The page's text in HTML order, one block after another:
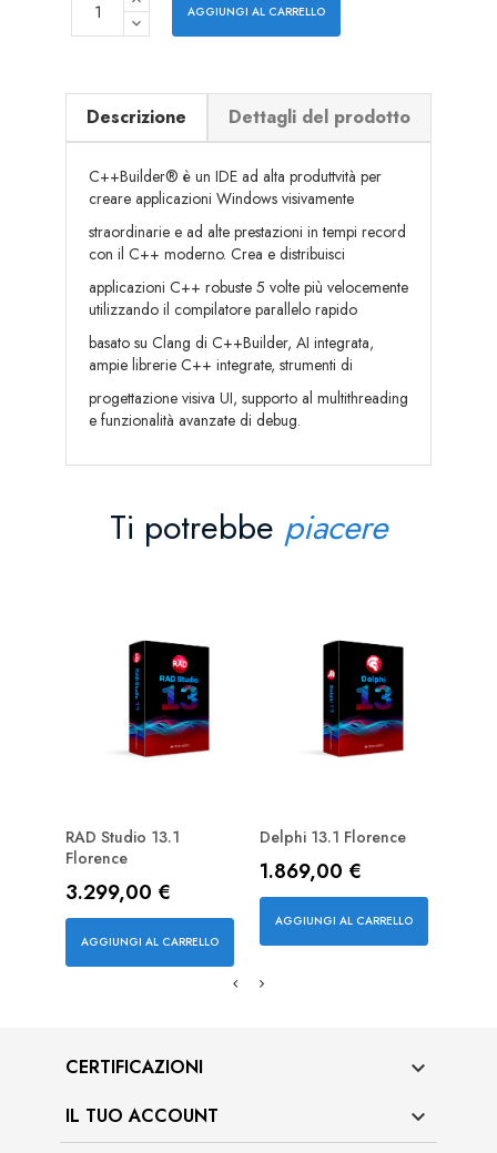
AGGIUNGI AL CARRELLO
Descrizione Dettagli del prodotto
C++Builder® è un IDE ad alta produttvità per
creare applicazioni Windows visivamente
straordinarie e ad alte prestazioni in tempi record
con il C++ moderno. Crea e distribuisci
applicazioni C++ robuste 5 volte più velocemente
utilizzando il compilatore parallelo rapido
basato su Clang di C++Builder, AI integrata,
ampie librerie C++ integrate, strumenti di
progettazione visiva UI, supporto al multithreading
e funzionalità avanzate di debug.
Ti potrebbe piacere
RAD Studio 13.1
Florence
Prezzo
3.299,00 €
AGGIUNGI AL CARRELLO
Delphi 13.1 Florence
Prezzo
1.869,00 €
AGGIUNGI AL CARRELLO
CERTIFICAZIONI 
IL TUO ACCOUNT 